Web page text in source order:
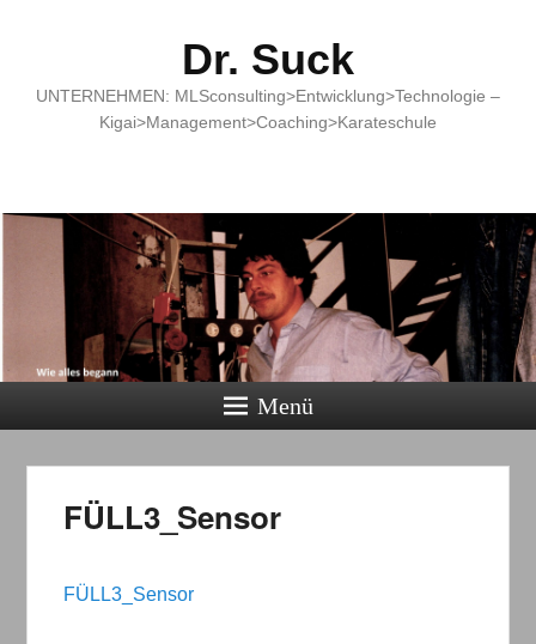
Dr. Suck
UNTERNEHMEN: MLSconsulting>Entwicklung>Technologie –
Kigai>Management>Coaching>Karateschule
Menü
FÜLL3_Sensor
FÜLL3_Sensor